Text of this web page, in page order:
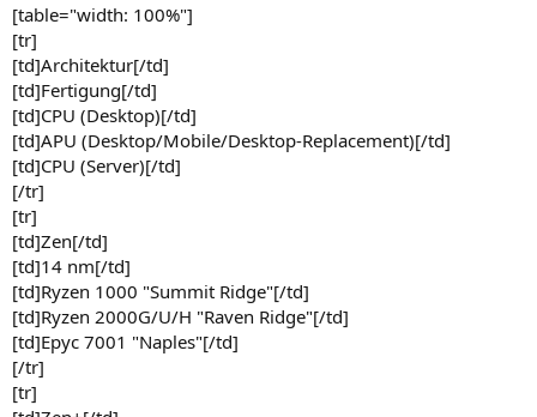
[table="width: 100%"]
[tr]
[td]Architektur[/td]
[td]Fertigung[/td]
[td]CPU (Desktop)[/td]
[td]APU (Desktop/Mobile/Desktop-Replacement)[/td]
[td]CPU (Server)[/td]
[/tr]
[tr]
[td]Zen[/td]
[td]14 nm[/td]
[td]Ryzen 1000 "Summit Ridge"[/td]
[td]Ryzen 2000G/U/H "Raven Ridge"[/td]
[td]Epyc 7001 "Naples"[/td]
[/tr]
[tr]